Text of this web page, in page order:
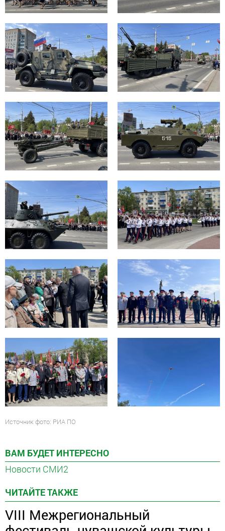
Источник фото: РИА ПО
ВАМ БУДЕТ ИНТЕРЕСНО
Новости СМИ2
ЧИТАЙТЕ ТАКЖЕ
VIII Межрегиональный